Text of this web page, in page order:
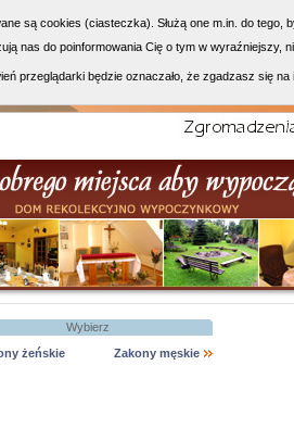
Wybierz
żeńskie
Zakony męskie
są cookies (ciasteczka). Służą one m.in. do tego,
nas do poinformowania Cię o tym w wyraźniejszy,
przeglądarki będzie oznaczało, że zgadzasz się na